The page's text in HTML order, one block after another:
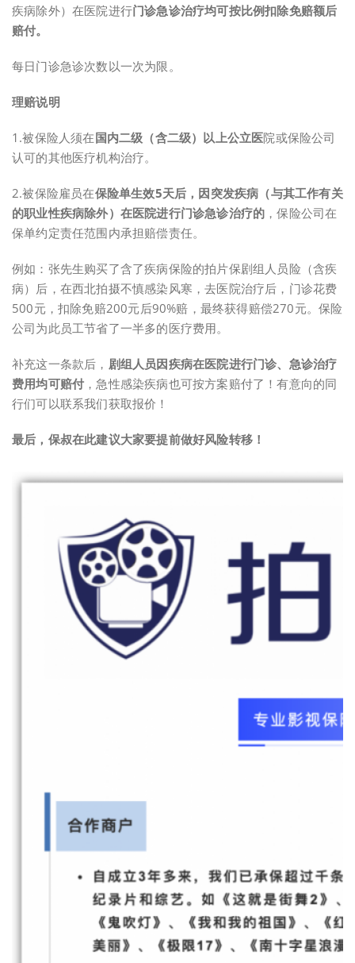
疾病除外）在医院进行门诊急诊治疗均可按比例扣除免赔额后
赔付。
每日门诊急诊次数以一次为限。
理赔说明
1.被保险人须在国内二级（含二级）以上公立医院或保险公司
认可的其他医疗机构治疗。
2.被保险雇员在保险单生效5天后，因突发疾病（与其工作有关
的职业性疾病除外）在医院进行门诊急诊治疗的 ，保险公司在
保单约定责任范围内承担赔偿责任。
例如：张先生购买了含了疾病保险的拍片保剧组人员险（含疾
病）后，在西北拍摄不慎感染风寒，去医院治疗后，门诊花费
500元，扣除免赔200元后90%赔，最终获得赔偿270元。保险
公司为此员工节省了一半多的医疗费用。
补充这一条款后， 剧组人员因疾病在医院进行门诊、急诊治疗
费用均可赔付 ，急性感染疾病也可按方案赔付了！有意向的同
行们可以联系我们获取报价！
最后，保叔在此建议大家要提前做好风险转移！